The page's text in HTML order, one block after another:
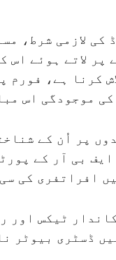
لازمی شرط،
لاتے ہوئے اس
کرنا ہے، فورم
موجودگی اس
رسیدوں پر اُن
بی آر کے
افراتفری کی
ٹیکس اور
ڈسٹری بیوٹر